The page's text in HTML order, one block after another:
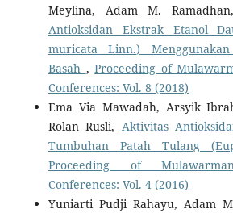
Meylina, Adam M.
Antioksidan Ekstrak Etanol
muricata Linn.)
Basah ,Proceeding of
Conferences: Vol. 8 (2018)
Ema Via Mawadah, Arsyik
Rolan Rusli, Aktivitas
Tumbuhan Patah Tulang
Proceeding of
Conferences: Vol. 4 (2016)
Yuniarti Pudji Rahayu, Adam